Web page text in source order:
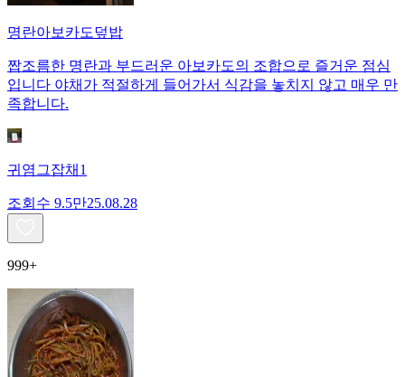
명란아보카도덮밥
짭조름한 명란과 부드러운 아보카도의 조합으로 즐거운 점심
입니다 야채가 적절하게 들어가서 식감을 놓치지 않고 매우 만
족합니다.
귀염그잡채1
조회수 9.5만25.08.28
999+